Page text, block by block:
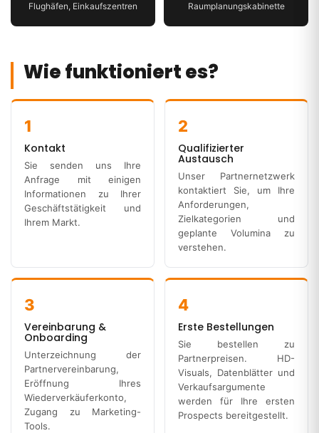
Flughäfen, Einkaufszentren Raumplanungskabinette
Wie funktioniert es?
1
Kontakt
Sie senden uns Ihre
Anfrage mit einigen
Informationen zu Ihrer
Geschäftstätigkeit und
Ihrem Markt.
2
Qualifizierter
Austausch
Unser Partnernetzwerk
kontaktiert Sie, um Ihre
Anforderungen,
Zielkategorien und
geplante Volumina zu
verstehen.
3
Vereinbarung &
Onboarding
Unterzeichnung der
Partnervereinbarung,
Eröffnung Ihres
Wiederverkäuferkonto,
Zugang zu Marketing-
Tools.
4
Erste Bestellungen
Sie bestellen zu
Partnerpreisen. HD-
Visuals, Datenblätter und
Verkaufsargumente
werden für Ihre ersten
Prospects bereitgestellt.